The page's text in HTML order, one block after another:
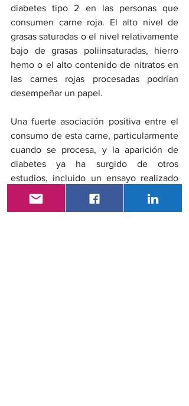
diabetes tipo 2 en las personas que
consumen carne roja. El alto nivel de
grasas saturadas o el nivel relativamente
bajo de grasas poliinsaturadas, hierro
hemo o el alto contenido de nitratos en
las carnes rojas procesadas podrían
desempeñar un papel.
Una fuerte asociación positiva entre el
consumo de esta carne, particularmente
cuando se procesa, y la aparición de
diabetes ya ha surgido de otros
estudios, incluido un ensayo realizado
hace varios años en las mismas
cohortes.